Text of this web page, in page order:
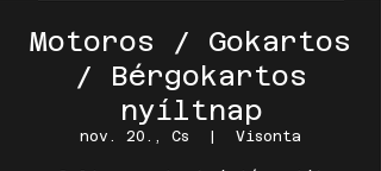
Motoros / Gokartos
/ Bérgokartos
nyíltnap
nov. 20., Cs Visonta